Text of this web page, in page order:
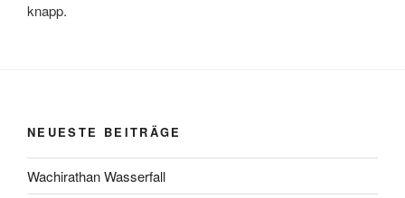
knapp.
NEUESTE BEITRÄGE
Wachirathan Wasserfall